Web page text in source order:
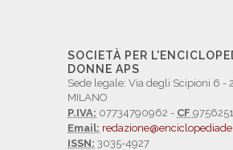
SOCIETÀ PER
DONNE APS
Sede legale: Via degli Scipioni 6 -
MILANO
P.IVA: 07734790962 - CF
Email:
ISSN: 3035-4927